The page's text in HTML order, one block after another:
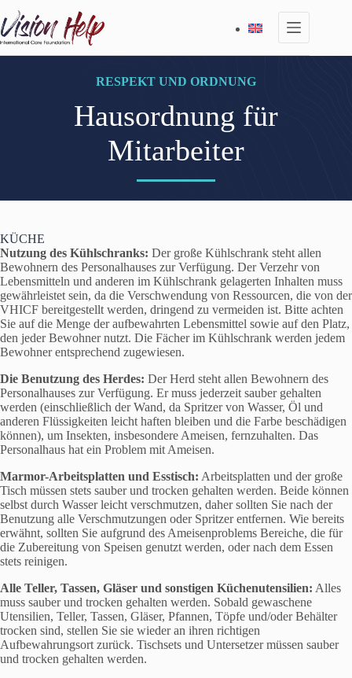
Inhalt
springen
RESPEKT UND ORDNUNG
Hausordnung für
Mitarbeiter
KÜCHE
Nutzung des Kühlschranks: Der große Kühlschrank steht allen
Bewohnern des Personalhauses zur Verfügung. Der Verzehr von
Lebensmitteln und anderen im Kühlschrank gelagerten Inhalten muss
gewährleistet sein, da die Verschwendung von Ressourcen, die von der
VHICF bereitgestellt werden, dringend zu vermeiden ist. Bitte achten
Sie auf die Menge der aufbewahrten Lebensmittel sowie auf den Platz,
den jeder Bewohner nutzt. Die Fächer im Kühlschrank werden jedem
Bewohner entsprechend zugewiesen.
Die Benutzung des Herdes: Der Herd steht allen Bewohnern des
Personalhauses zur Verfügung. Er muss jederzeit sauber gehalten
werden (einschließlich der Wand, da Spritzer von Wasser, Öl und
anderen Flüssigkeiten leicht haften bleiben und die Farbe beschädigen
können), um Insekten, insbesondere Ameisen, fernzuhalten. Das
Personalhaus hat ein Problem mit Ameisen.
Marmor-Arbeitsplatten und Esstisch: Arbeitsplatten und der große
Tisch müssen stets sauber und trocken gehalten werden. Beide können
selbst durch Wasser leicht verschmutzen, daher sollten Sie nach der
Benutzung alle Verschmutzungen oder Spritzer entfernen. Wie bereits
erwähnt, sollten Sie aufgrund des Ameisenproblems Bereiche, die für
die Zubereitung von Speisen genutzt werden, oder nach dem Essen
stets reinigen.
Alle Teller, Tassen, Gläser und sonstigen Küchenutensilien: Alles
muss sauber und trocken gehalten werden. Sobald gewaschene
Utensilien, Teller, Tassen, Gläser, Pfannen, Töpfe und/oder Behälter
trocken sind, stellen Sie sie wieder an ihren richtigen
Aufbewahrungsort zurück. Tischsets und Untersetzer müssen sauber
und trocken gehalten werden.